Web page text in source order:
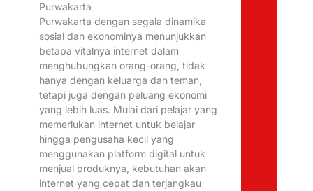
Purwakarta
Purwakarta dengan segala dinamika
sosial dan ekonominya menunjukkan
betapa vitalnya internet dalam
menghubungkan orang-orang, tidak
hanya dengan keluarga dan teman,
tetapi juga dengan peluang ekonomi
yang lebih luas. Mulai dari pelajar yang
memerlukan internet untuk belajar
hingga pengusaha kecil yang
menggunakan platform digital untuk
menjual produknya, kebutuhan akan
internet yang cepat dan terjangkau